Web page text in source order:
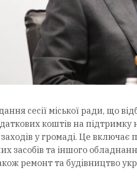
сесії міської ради, що
коштів на
у громаді. Це включає
засобів та іншого
ремонт та будівництво